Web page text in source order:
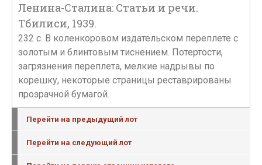
Ленина-Сталина: Статьи и речи.
Тбилиси, 1939.
232 с. В коленкоровом издательском переплете с
золотым и блинтовым тиснением. Потертости,
загрязнения переплета, мелкие надрывы по
корешку, некоторые страницы реставрированы
прозрачной бумагой.
Перейти на предыдущий лот
Перейти на следующий лот